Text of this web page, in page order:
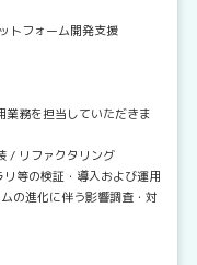
トフォーム開発支援
務を担当していただきま
/ リファクタリング
等の検証・導入および運用
の進化に伴う影響調査・対